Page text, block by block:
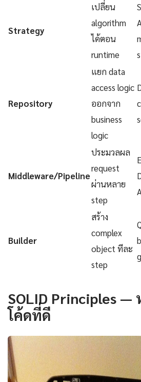
Strategy
เปลี่ยน
algorithm
ได้ตอน
runtime
Repository
แยก data
access logic
ออกจาก
business
logic
Middleware/Pipeline
ประมวลผล
request
ผ่านหลาย
step
Builder
สร้าง
complex
object ทีละ
step
SOLID Principles —
โค้ดที่ดี